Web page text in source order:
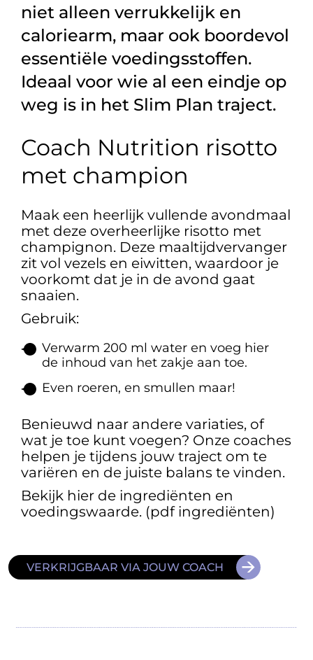
niet alleen verrukkelijk en
caloriearm, maar ook boordevol
essentiële voedingsstoffen.
Ideaal voor wie al een eindje op
weg is in het Slim Plan traject.
Coach Nutrition risotto
met champion
Maak een heerlijk vullende avondmaal
met deze overheerlijke risotto met
champignon. Deze maaltijdvervanger
zit vol vezels en eiwitten, waardoor je
voorkomt dat je in de avond gaat
snaaien.
Gebruik:
Verwarm 200 ml water en voeg hier
de inhoud van het zakje aan toe.
Even roeren, en smullen maar!
Benieuwd naar andere variaties, of
wat je toe kunt voegen? Onze coaches
helpen je tijdens jouw traject om te
variëren en de juiste balans te vinden.
Bekijk hier de ingrediënten en
voedingswaarde. (pdf ingrediënten)
VERKRIJGBAAR VIA JOUW COACH